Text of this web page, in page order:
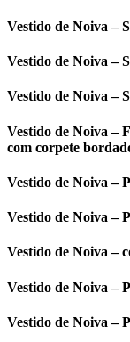
Vestido de Noiva –
Vestido de Noiva –
Vestido de Noiva –
Vestido de Noiva –
com corpete
Vestido de Noiva –
Vestido de Noiva –
Vestido de Noiva –
Vestido de Noiva –
Vestido de Noiva –